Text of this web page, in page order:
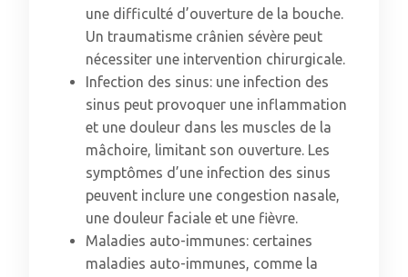
une difficulté d’ouverture de la bouche.
Un traumatisme crânien sévère peut
nécessiter une intervention chirurgicale.
Infection des sinus: une infection des
sinus peut provoquer une inflammation
et une douleur dans les muscles de la
mâchoire, limitant son ouverture. Les
symptômes d’une infection des sinus
peuvent inclure une congestion nasale,
une douleur faciale et une fièvre.
Maladies auto-immunes: certaines
maladies auto-immunes, comme la